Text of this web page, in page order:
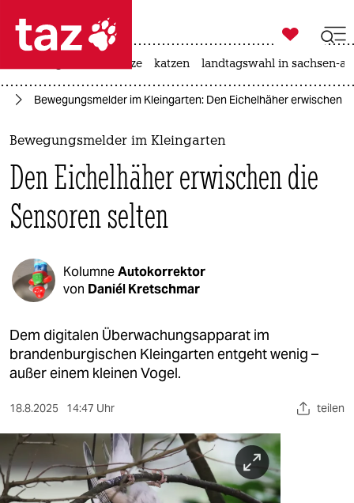
 taz zahl ich
taz zahl ich
themen
politik
öko
kultur
berlin
verlag
verlag

taz zahl ich
hitze katzen landtagswahl in sachsen-
Bewegungsmelder im Kleingarten: Den Eichelhäher erwischen
Bewegungsmelder im Kleingarten
Den Eichelhäher erwischen die
Sensoren selten
KolumneAutokorrektor
von Daniél Kretschmar
Dem digitalen Überwachungsapparat im
brandenburgischen Kleingarten entgeht wenig –
außer einem kleinen Vogel.
18.8.2025 14:47 Uhr teilen